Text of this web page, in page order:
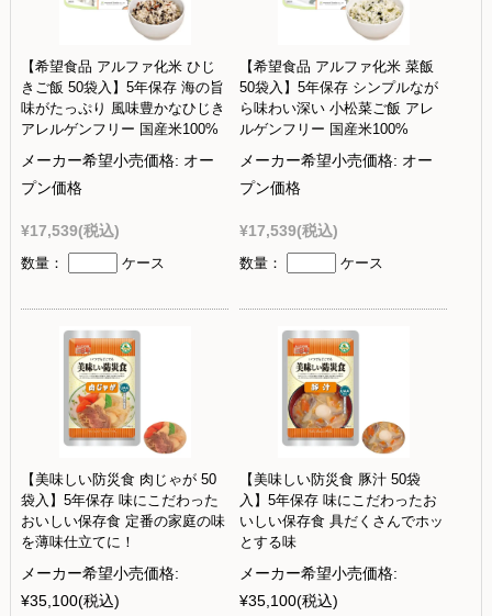
【希望食品 アルファ化米 ひじ
きご飯 50袋入】5年保存 海の旨
味がたっぷり 風味豊かなひじき
アレルゲンフリー 国産米100%
メーカー希望小売価格: オー
プン価格
¥17,539(税込)
数量： ケース
【希望食品 アルファ化米 菜飯
50袋入】5年保存 シンプルなが
ら味わい深い 小松菜ご飯 アレ
ルゲンフリー 国産米100%
メーカー希望小売価格: オー
プン価格
¥17,539(税込)
数量： ケース
【美味しい防災食 肉じゃが 50
袋入】5年保存 味にこだわった
おいしい保存食 定番の家庭の味
を薄味仕立てに！
メーカー希望小売価格:
¥35,100(税込)
【美味しい防災食 豚汁 50袋
入】5年保存 味にこだわったお
いしい保存食 具だくさんでホッ
とする味
メーカー希望小売価格:
¥35,100(税込)